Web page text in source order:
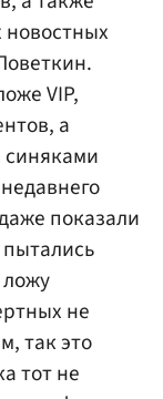
VIP,
а
синяками
показали
не
так это
тот не